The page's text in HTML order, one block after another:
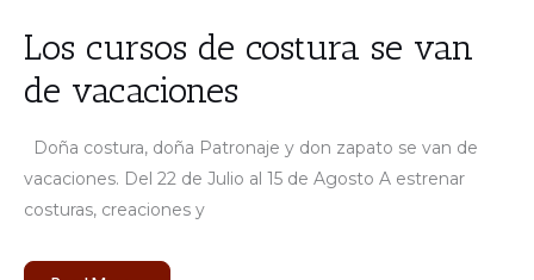
Los cursos de costura se van
de vacaciones
Doña costura, doña Patronaje y don zapato se van de
vacaciones. Del 22 de Julio al 15 de Agosto A estrenar
costuras, creaciones y
cursos
de
costura
se
vacaciones